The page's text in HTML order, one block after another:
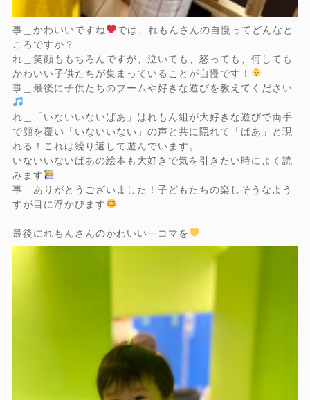
事＿かわいいですね
では、れもんさんの自慢ってどんなと
ころですか？
れ＿笑顔ももちろんですが、泣いても、怒っても、何しても
かわいい子供たちが集まっていることが自慢です！
事＿最後に子供たちのブームや好きな遊びを教えてください
れ＿「いないいないばあ」はれもん組が大好きな遊びで両手
で顔を覆い「いないいない」の声と共に隠れて「ばあ」と現
れる！これは繰り返して遊んでいます。
いないいないばあの絵本も大好きで気を引きたい時によく読
みます
事＿ありがとうございました！子どもたちの楽しそうなよう
すが目に浮かびます
最後にれもんさんのかわいい一コマを